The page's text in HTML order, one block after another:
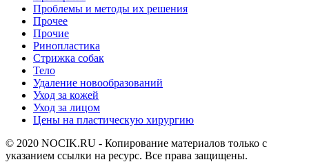
Проблемы и методы их решения
Прочее
Прочие
Ринопластика
Стрижка собак
Тело
Удаление новообразований
Уход за кожей
Уход за лицом
Цены на пластическую хирургию
© 2020 NOCIK.RU - Копирование материалов только с
указанием ссылки на ресурс. Все права защищены.